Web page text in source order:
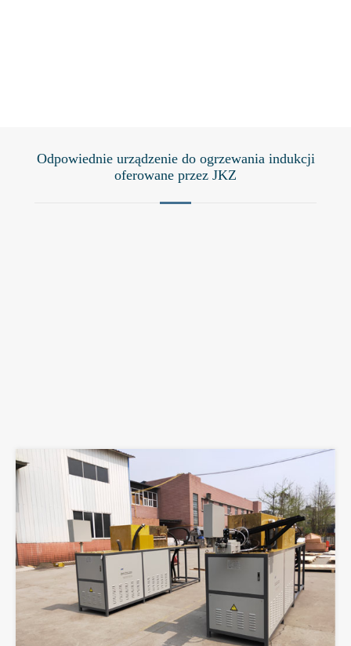
Odpowiednie urządzenie do ogrzewania indukcji
oferowane przez JKZ